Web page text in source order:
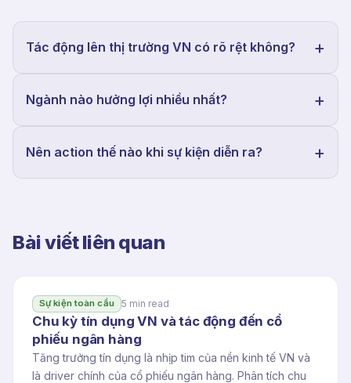
Tác động lên thị trường VN có rõ rệt không?
Ngành nào hưởng lợi nhiều nhất?
Nên action thế nào khi sự kiện diễn ra?
Bài viết liên quan
Sự kiện toàn cầu 5 min read
Chu kỳ tín dụng VN và tác động đến cổ
phiếu ngân hàng
Tăng trưởng tín dụng là nhịp tim của nền kinh tế VN và
là driver chính của cổ phiếu ngân hàng. Phân tích chu